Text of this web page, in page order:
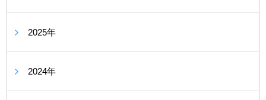
2025年
2024年